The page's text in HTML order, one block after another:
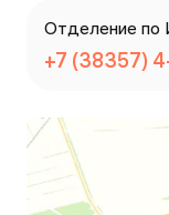
Отделение по
+7 (38357)